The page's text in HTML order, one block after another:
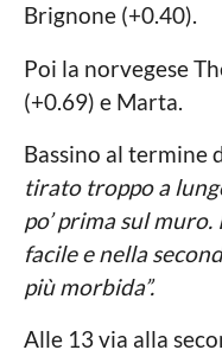
Brignone (+0.40).
Poi la norvegese
(+0.69) e Marta.
Bassino al termine
tirato troppo a
po’ prima sul
facile e nella
più morbida”.
Alle 13 via alla